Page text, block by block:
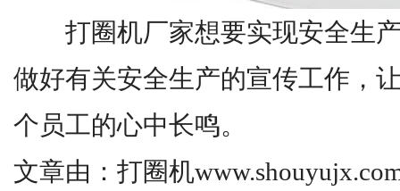
打圈机厂家想要实现安全生产
做好有关安全生产的宣传工作，
个员工的心中长鸣。
文章由：打圈机